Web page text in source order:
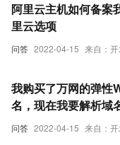
问答 2022-04-15 来自：
阿里云主机如何备案
里云选项
问答 2022-04-15 来自：
我购买了万网的弹性
名，现在我要解析域
IP，我不知道主机IP